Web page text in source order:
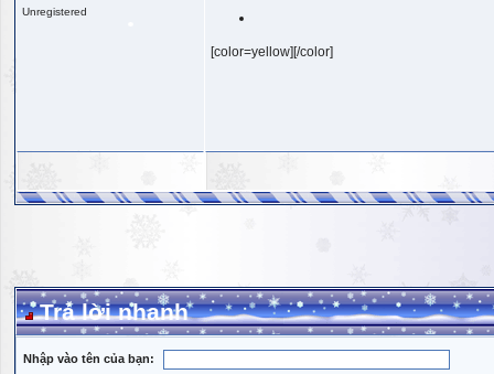
Unregistered
[color=yellow][/color]
Trả lời nhanh
Nhập vào tên của bạn: